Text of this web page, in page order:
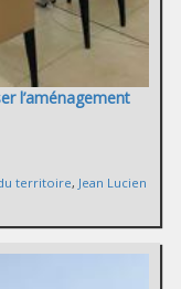
l’aménagement
territoire, Jean Lucien